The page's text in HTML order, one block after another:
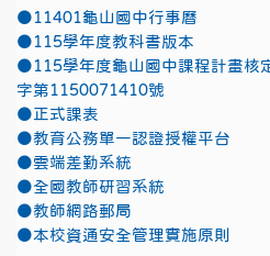
●11401龜山國中行事曆
●115學年度教科書版本
●115學年度龜山國中課程計畫核
字第1150071410號
●正式課表
●教育公務單一認證授權平台
●雲端差勤系統
●全國教師研習系統
●教師網路郵局
●本校資通安全管理實施原則